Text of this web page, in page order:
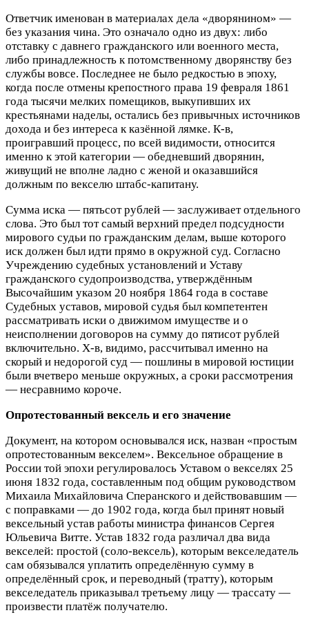
Ответчик именован в материалах дела «дворянином» —
без указания чина. Это означало одно из двух: либо
отставку с давнего гражданского или военного места,
либо принадлежность к потомственному дворянству без
службы вовсе. Последнее не было редкостью в эпоху,
когда после отмены крепостного права 19 февраля 1861
года тысячи мелких помещиков, выкупивших их
крестьянами наделы, остались без привычных источников
дохода и без интереса к казённой лямке. К-в,
проигравший процесс, по всей видимости, относится
именно к этой категории — обедневший дворянин,
живущий не вполне ладно с женой и оказавшийся
должным по векселю штабс-капитану.
Сумма иска — пятьсот рублей — заслуживает отдельного
слова. Это был тот самый верхний предел подсудности
мирового судьи по гражданским делам, выше которого
иск должен был идти прямо в окружной суд. Согласно
Учреждению судебных установлений и Уставу
гражданского судопроизводства, утверждённым
Высочайшим указом 20 ноября 1864 года в составе
Судебных уставов, мировой судья был компетентен
рассматривать иски о движимом имуществе и о
неисполнении договоров на сумму до пятисот рублей
включительно. Х-в, видимо, рассчитывал именно на
скорый и недорогой суд — пошлины в мировой юстиции
были вчетверо меньше окружных, а сроки рассмотрения
— несравнимо короче.
Опротестованный вексель и его значение
Документ, на котором основывался иск, назван «простым
опротестованным векселем». Вексельное обращение в
России той эпохи регулировалось Уставом о векселях 25
июня 1832 года, составленным под общим руководством
Михаила Михайловича Сперанского и действовавшим —
с поправками — до 1902 года, когда был принят новый
вексельный устав работы министра финансов Сергея
Юльевича Витте. Устав 1832 года различал два вида
векселей: простой (соло-вексель), которым векселедатель
сам обязывался уплатить определённую сумму в
определённый срок, и переводный (тратту), которым
векселедатель приказывал третьему лицу — трассату —
произвести платёж получателю.